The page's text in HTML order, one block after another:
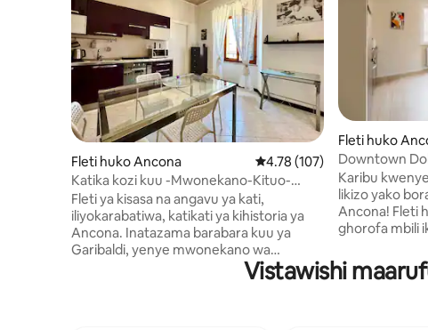
Fleti huko Ancona Ukadiriaji wa wastani wa
4.78 (107)
Katika kozi kuu -Mwonekano-Kituo-
Bandari-Fukwe
Fleti ya kisasa na angavu ya kati,
iliyokarabatiwa, katikati ya kihistoria ya
Ancona. Inatazama barabara kuu ya
Garibaldi, yenye mwonekano wa
kupendeza wa mawio ya jua na
machweo, ikichanganya bahari, usanifu
Fleti huko
Downtown
Karibu
likizo yako
Ancona! Fleti
ghorofa mbili
yenye
yenye nafasi
Vistawishi